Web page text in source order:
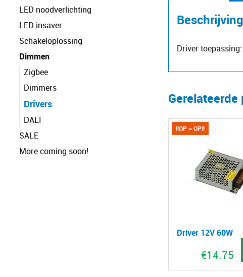
LED noodverlichting
LED insaver
Schakeloplossing
Dimmen
Zigbee
Dimmers
Drivers
DALI
SALE
More coming soon!
Beschrijving
Driver
!!OP = OP!!
Driver 12V 60W
€14.75